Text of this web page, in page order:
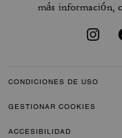
más información,
CONDICIONES DE USO
GESTIONAR COOKIES
ACCESIBILIDAD